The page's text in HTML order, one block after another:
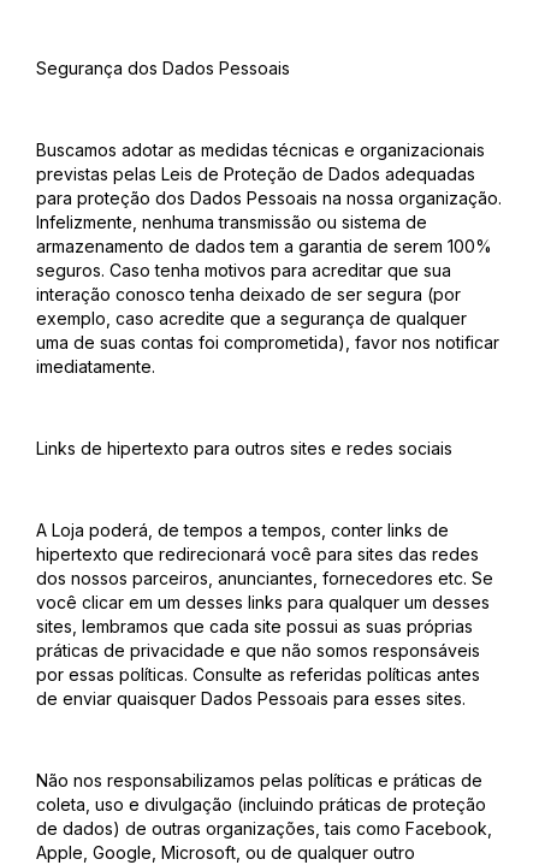
Segurança dos Dados Pessoais
Buscamos adotar as medidas técnicas e organizacionais
previstas pelas Leis de Proteção de Dados adequadas
para proteção dos Dados Pessoais na nossa organização.
Infelizmente, nenhuma transmissão ou sistema de
armazenamento de dados tem a garantia de serem 100%
seguros. Caso tenha motivos para acreditar que sua
interação conosco tenha deixado de ser segura (por
exemplo, caso acredite que a segurança de qualquer
uma de suas contas foi comprometida), favor nos notificar
imediatamente.
Links de hipertexto para outros sites e redes sociais
A Loja poderá, de tempos a tempos, conter links de
hipertexto que redirecionará você para sites das redes
dos nossos parceiros, anunciantes, fornecedores etc. Se
você clicar em um desses links para qualquer um desses
sites, lembramos que cada site possui as suas próprias
práticas de privacidade e que não somos responsáveis
por essas políticas. Consulte as referidas políticas antes
de enviar quaisquer Dados Pessoais para esses sites.
Não nos responsabilizamos pelas políticas e práticas de
coleta, uso e divulgação (incluindo práticas de proteção
de dados) de outras organizações, tais como Facebook,
Apple, Google, Microsoft, ou de qualquer outro